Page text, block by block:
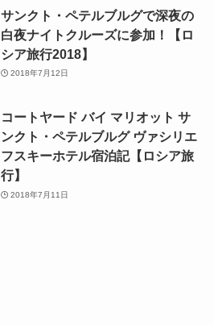
サンクト・ペテルブルグで深夜の
白夜ナイトクルーズに参加！【ロ
シア旅行2018】
2018年7月12日
コートヤード バイ マリオット サ
ンクト・ペテルブルグ ヴァシリエ
フスキーホテル宿泊記【ロシア旅
行】
2018年7月11日